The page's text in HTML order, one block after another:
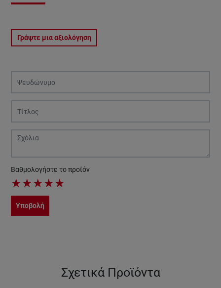
Γράψτε μια αξιολόγηση
Βαθμολογήστε το προϊόν
★★★★★
Υποβολή
Σχετικά Προϊόντα